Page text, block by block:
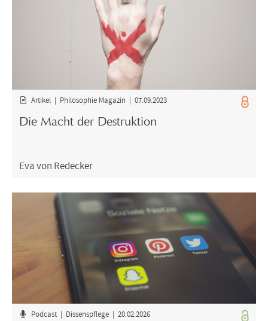
Ar­ti­kel | Phi­lo­so­phie Ma­ga­zin | 07.09.2023
Die Macht der De­struk­ti­on
Eva von Re­de­cker
Pod­cast | Dis­sens­pfle­ge | 20.02.2026